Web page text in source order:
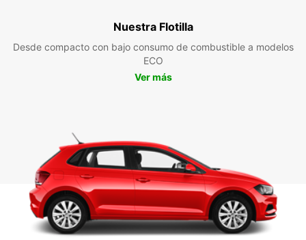
Nuestra Flotilla
Desde compacto con bajo consumo de combustible a modelos
ECO
Ver más